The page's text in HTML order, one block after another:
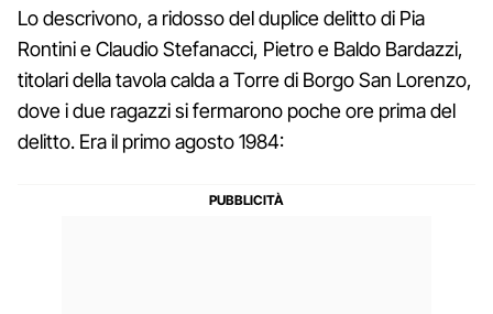
Lo descrivono, a ridosso del duplice delitto di Pia
Rontini e Claudio Stefanacci, Pietro e Baldo Bardazzi,
titolari della tavola calda a Torre di Borgo San Lorenzo,
dove i due ragazzi si fermarono poche ore prima del
delitto. Era il primo agosto 1984: